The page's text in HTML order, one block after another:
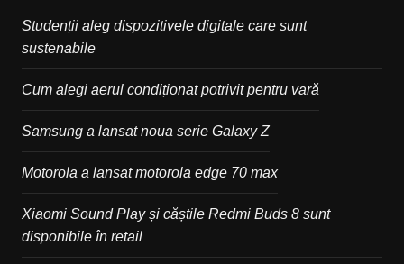
Studenții aleg dispozitivele digitale care sunt
sustenabile
Cum alegi aerul condiționat potrivit pentru vară
Samsung a lansat noua serie Galaxy Z
Motorola a lansat motorola edge 70 max
Xiaomi Sound Play și căștile Redmi Buds 8 sunt
disponibile în retail